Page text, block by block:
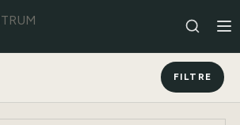
FILTRE